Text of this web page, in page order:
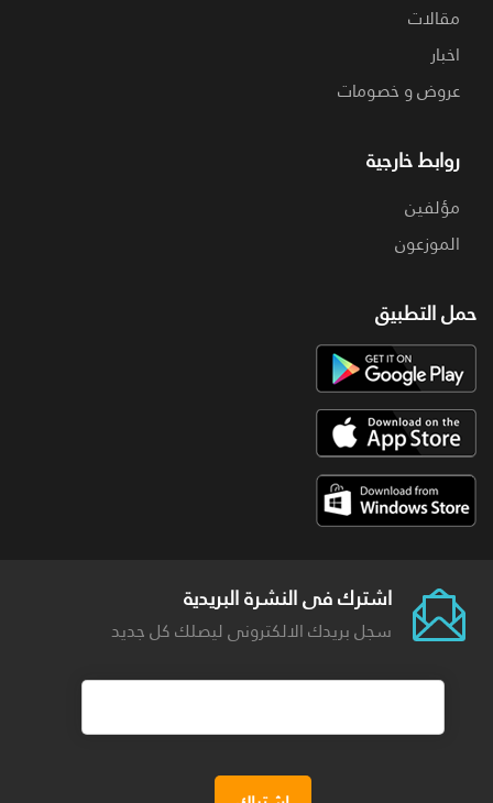
مقالات
اخبار
عروض و خصومات
روابط خارجية
مؤلفين
الموزعون
حمل التطبيق
اشترك فى النشرة البريدية
سجل بريدك الالكترونى ليصلك كل جديد